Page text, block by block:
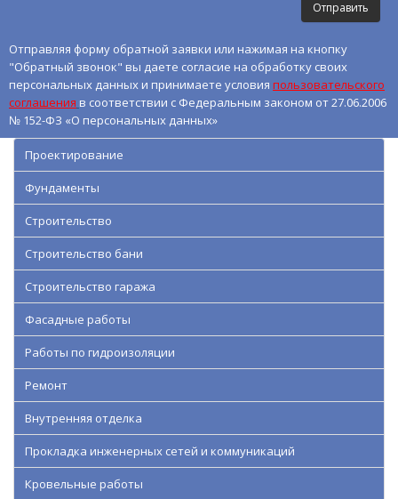
Отправляя форму обратной заявки или нажимая на кнопку
"Обратный звонок" вы даете согласие на обработку своих
персональных данных и принимаете условия пользовательского
соглашения в соответствии с Федеральным законом от 27.06.2006
№ 152-ФЗ «О персональных данных»
Проектирование
Фундаменты
Строительство
Строительство бани
Строительство гаража
Фасадные работы
Работы по гидроизоляции
Ремонт
Внутренняя отделка
Прокладка инженерных сетей и коммуникаций
Кровельные работы